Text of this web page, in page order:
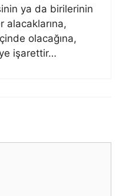
ya da birilerinin
alacaklarına,
olacağına,
işarettir…